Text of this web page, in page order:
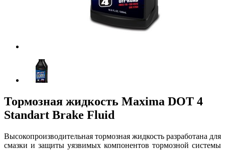
Тормозная жидкость Maxima DOT 4
Standart Brake Fluid
Высокопроизводительная тормозная жидкость разработана для
смазки и защиты уязвимых компонентов тормозной системы